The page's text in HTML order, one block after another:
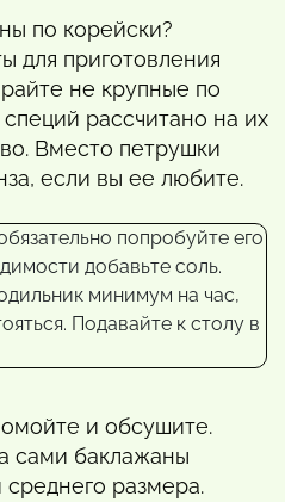
по корейски?
для приготовления
не крупные по
рассчитано на их
Вместо петрушки
если вы ее любите.
и обсушите.
сами баклажаны
размера.